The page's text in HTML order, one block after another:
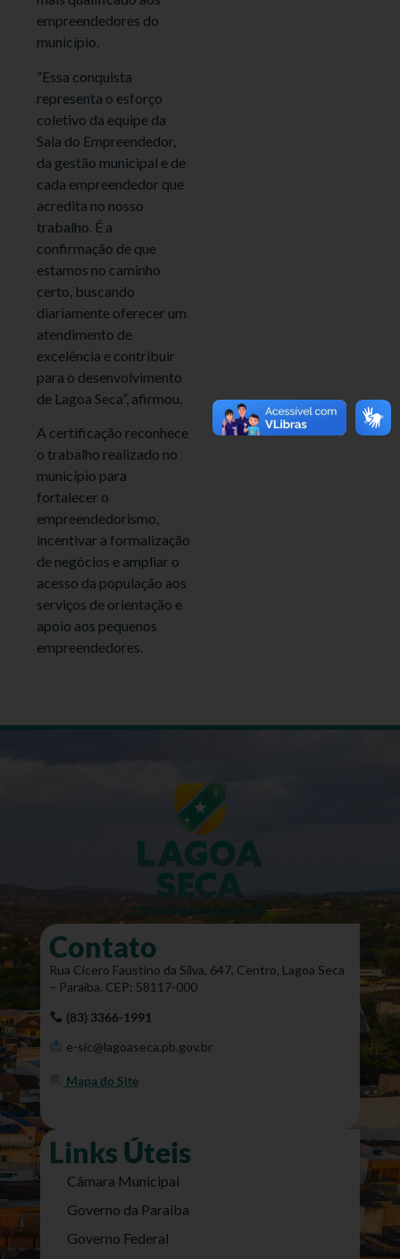
empreendedores do
município.
“Essa conquista
representa o esforço
coletivo da equipe da
Sala do Empreendedor,
da gestão municipal e de
cada empreendedor que
acredita no nosso
trabalho. É a
confirmação de que
estamos no caminho
certo, buscando
diariamente oferecer um
atendimento de
excelência e contribuir
para o desenvolvimento
de Lagoa Seca”, afirmou.
A certificação reconhece
o trabalho realizado no
município para
fortalecer o
empreendedorismo,
incentivar a formalização
de negócios e ampliar o
acesso da população aos
serviços de orientação e
apoio aos pequenos
empreendedores.
Contato
Rua Cícero Faustino da Silva, 647, Centro, Lagoa Seca
– Paraíba. CEP: 58117-000
(83) 3366-1991
e-sic@lagoaseca.pb.gov.br
Mapa do Site
Links Úteis
Câmara Municipal
Governo da Paraíba
Governo Federal